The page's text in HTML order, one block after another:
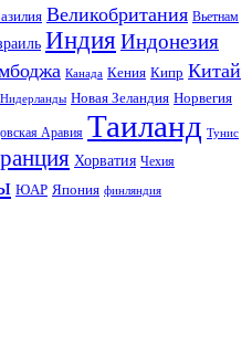
Великобритания Вьетнам
Индия Индонезия
Канада Кения Кипр Китай
Нидерланды Новая Зеландия Норвегия
Аравия Таиланд Тунис
Хорватия Чехия
ЮАР Япония финляндия